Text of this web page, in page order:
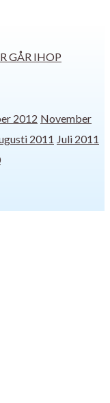
GÅR IHOP
2012 November
2011 Juli 2011